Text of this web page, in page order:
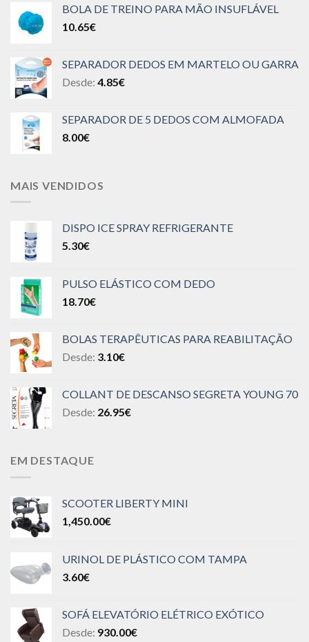
BOLA DE TREINO PARA MÃO INSUFLÁVEL
10.65€
SEPARADOR DEDOS EM MARTELO OU GARRA
Desde: 4.85€
SEPARADOR DE 5 DEDOS COM ALMOFADA
8.00€
MAIS VENDIDOS
DISPO ICE SPRAY REFRIGERANTE
5.30€
PULSO ELÁSTICO COM DEDO
18.70€
BOLAS TERAPÊUTICAS PARA REABILITAÇÃO
Desde: 3.10€
COLLANT DE DESCANSO SEGRETA YOUNG 70
Desde: 26.95€
EM DESTAQUE
SCOOTER LIBERTY MINI
1,450.00€
URINOL DE PLÁSTICO COM TAMPA
3.60€
SOFÁ ELEVATÓRIO ELÉTRICO EXÓTICO
Desde: 930.00€